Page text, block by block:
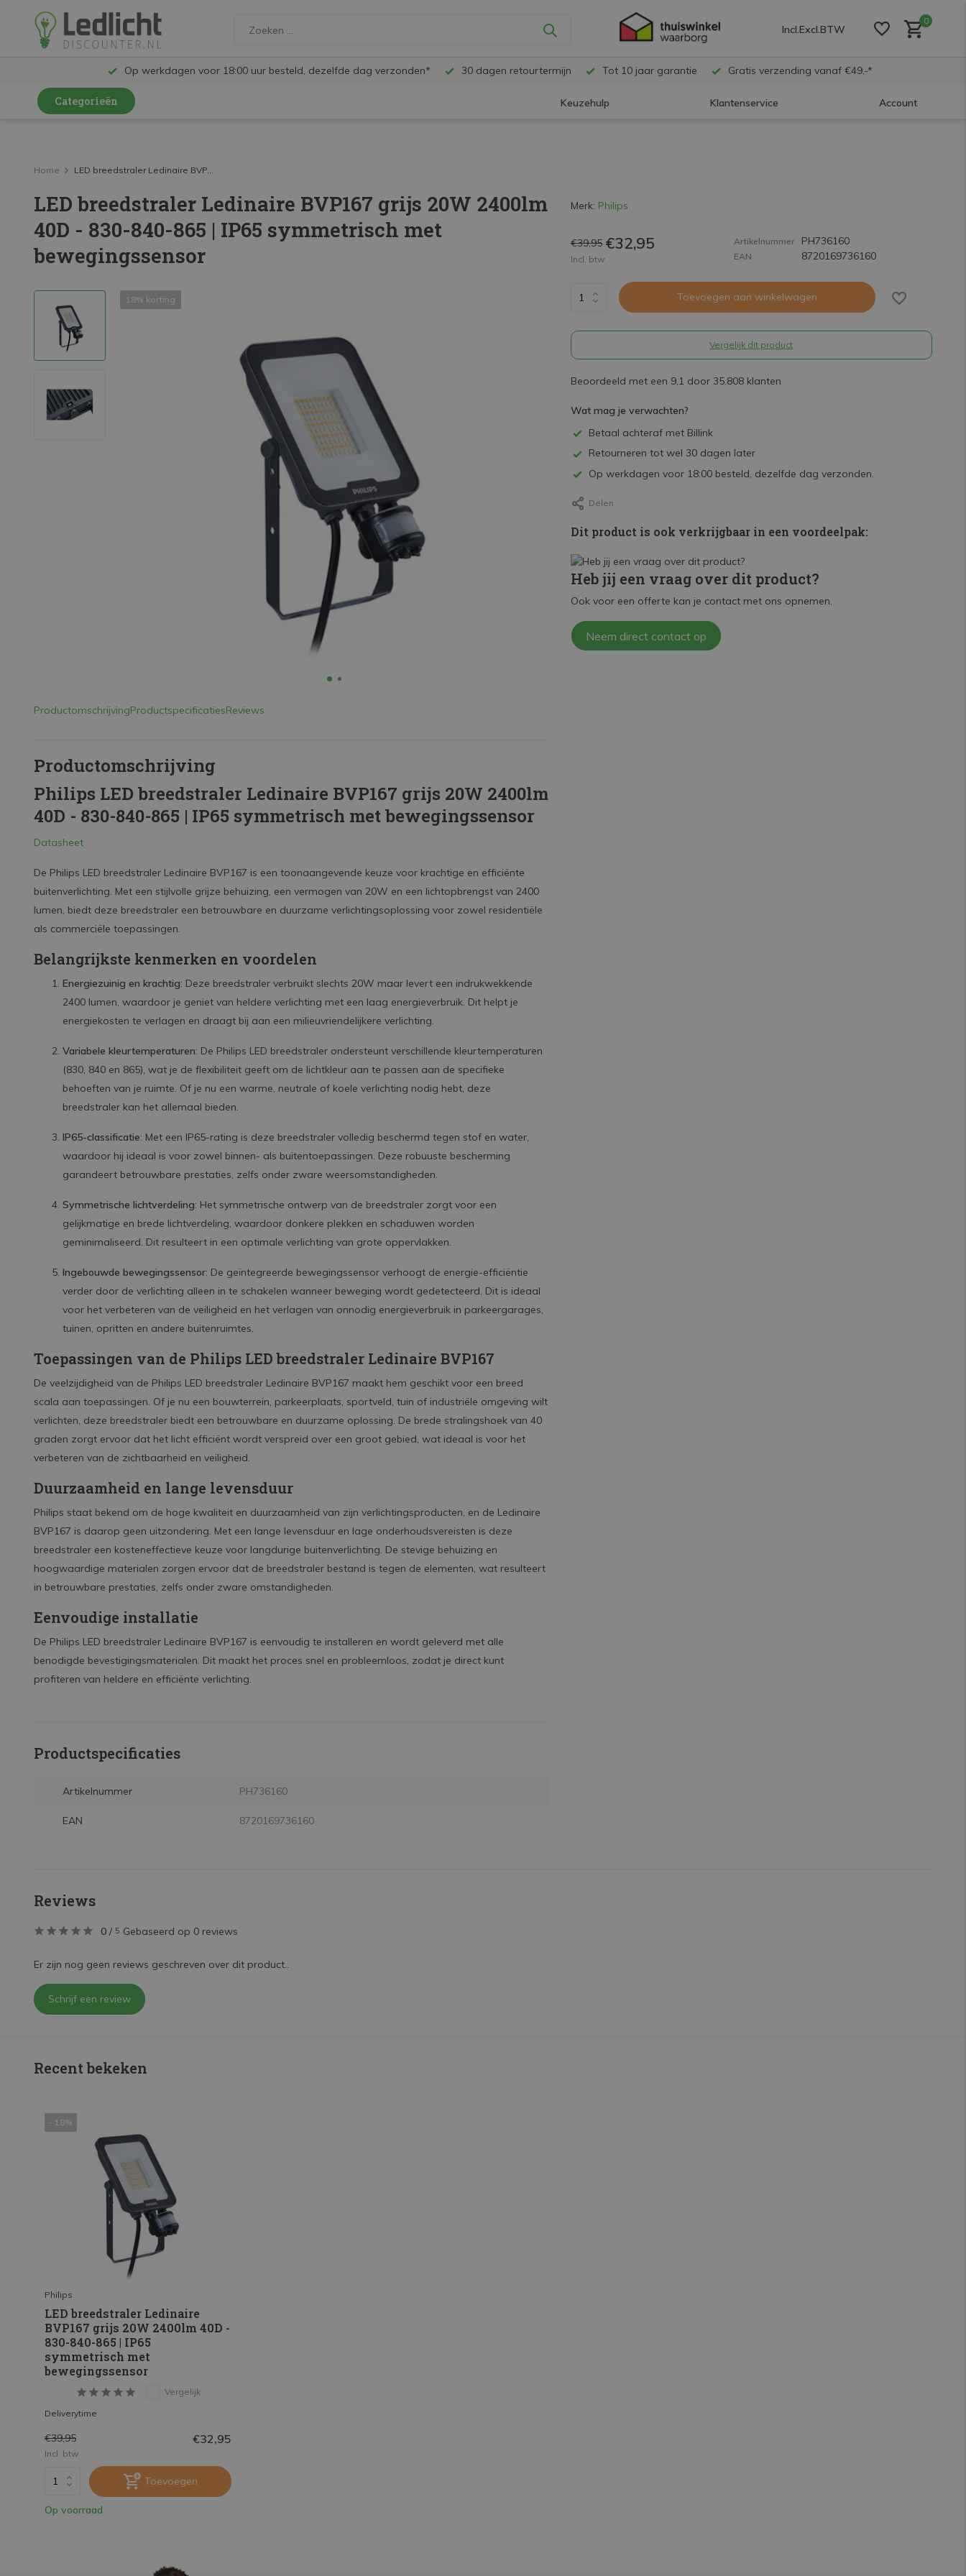
Incl.Excl.BTW
0
Op werkdagen voor 18:00 uur besteld, dezelfde dag verzonden* 30 dagen retourtermijn Tot 10 jaar garantie Gratis verzending vanaf €49,-*
Categorieën Keuzehulp Klantenservice Account
LED Railspots
LED Panelen
LED TL
LED Plafondlampen en Wandlampen
LED High Bay lampen
LED Strips
LED Noodverlichting
Home LED breedstraler Ledinaire BVP...
LED breedstraler Ledinaire BVP167 grijs 20W 2400lm
40D - 830-840-865 | IP65 symmetrisch met
bewegingssensor
18% korting
ProductomschrijvingProductspecificatiesReviews
Productomschrijving
Philips LED breedstraler Ledinaire BVP167 grijs 20W 2400lm
40D - 830-840-865 | IP65 symmetrisch met bewegingssensor
Datasheet
De Philips LED breedstraler Ledinaire BVP167 is een toonaangevende keuze voor krachtige en efficiënte
buitenverlichting. Met een stijlvolle grijze behuizing, een vermogen van 20W en een lichtopbrengst van 2400
lumen, biedt deze breedstraler een betrouwbare en duurzame verlichtingsoplossing voor zowel residentiële
als commerciële toepassingen.
Belangrijkste kenmerken en voordelen
Energiezuinig en krachtig: Deze breedstraler verbruikt slechts 20W maar levert een indrukwekkende
2400 lumen, waardoor je geniet van heldere verlichting met een laag energieverbruik. Dit helpt je
energiekosten te verlagen en draagt bij aan een milieuvriendelijkere verlichting.
Variabele kleurtemperaturen: De Philips LED breedstraler ondersteunt verschillende kleurtemperaturen
(830, 840 en 865), wat je de flexibiliteit geeft om de lichtkleur aan te passen aan de specifieke
behoeften van je ruimte. Of je nu een warme, neutrale of koele verlichting nodig hebt, deze
breedstraler kan het allemaal bieden.
IP65-classificatie: Met een IP65-rating is deze breedstraler volledig beschermd tegen stof en water,
waardoor hij ideaal is voor zowel binnen- als buitentoepassingen. Deze robuuste bescherming
garandeert betrouwbare prestaties, zelfs onder zware weersomstandigheden.
Symmetrische lichtverdeling: Het symmetrische ontwerp van de breedstraler zorgt voor een
gelijkmatige en brede lichtverdeling, waardoor donkere plekken en schaduwen worden
geminimaliseerd. Dit resulteert in een optimale verlichting van grote oppervlakken.
Ingebouwde bewegingssensor: De geïntegreerde bewegingssensor verhoogt de energie-efficiëntie
verder door de verlichting alleen in te schakelen wanneer beweging wordt gedetecteerd. Dit is ideaal
voor het verbeteren van de veiligheid en het verlagen van onnodig energieverbruik in parkeergarages,
tuinen, opritten en andere buitenruimtes.
Toepassingen van de Philips LED breedstraler Ledinaire BVP167
De veelzijdigheid van de Philips LED breedstraler Ledinaire BVP167 maakt hem geschikt voor een breed
scala aan toepassingen. Of je nu een bouwterrein, parkeerplaats, sportveld, tuin of industriële omgeving wilt
verlichten, deze breedstraler biedt een betrouwbare en duurzame oplossing. De brede stralingshoek van 40
graden zorgt ervoor dat het licht efficiënt wordt verspreid over een groot gebied, wat ideaal is voor het
verbeteren van de zichtbaarheid en veiligheid.
Duurzaamheid en lange levensduur
Philips staat bekend om de hoge kwaliteit en duurzaamheid van zijn verlichtingsproducten, en de Ledinaire
BVP167 is daarop geen uitzondering. Met een lange levensduur en lage onderhoudsvereisten is deze
breedstraler een kosteneffectieve keuze voor langdurige buitenverlichting. De stevige behuizing en
hoogwaardige materialen zorgen ervoor dat de breedstraler bestand is tegen de elementen, wat resulteert
in betrouwbare prestaties, zelfs onder zware omstandigheden.
Eenvoudige installatie
De Philips LED breedstraler Ledinaire BVP167 is eenvoudig te installeren en wordt geleverd met alle
benodigde bevestigingsmaterialen. Dit maakt het proces snel en probleemloos, zodat je direct kunt
profiteren van heldere en efficiënte verlichting.
Productspecificaties
Artikelnummer PH736160
EAN 8720169736160
Merk: Philips
€39,95 €32,95
Incl. btw
Artikelnummer PH736160
EAN 8720169736160
Toevoegen aan winkelwagen
Vergelijk dit product
Beoordeeld met een 9,1 door 35.808 klanten
Wat mag je verwachten?
Betaal achteraf met Billink
Retourneren tot wel 30 dagen later
Op werkdagen voor 18:00 besteld, dezelfde dag verzonden.
Delen
Dit product is ook verkrijgbaar in een voordeelpak:
Heb jij een vraag over dit product?
Ook voor een offerte kan je contact met ons opnemen.
Neem direct contact op
Reviews
0 / 5 Gebaseerd op 0 reviews
Er zijn nog geen reviews geschreven over dit product..
Schrijf een review
Recent bekeken
- 18%
Philips
LED breedstraler Ledinaire
BVP167 grijs 20W 2400lm 40D -
830-840-865 | IP65
symmetrisch met
bewegingssensor
Vergelijk
Deliverytime
€39,95 €32,95
Incl. btw
Toevoegen
Op voorraad